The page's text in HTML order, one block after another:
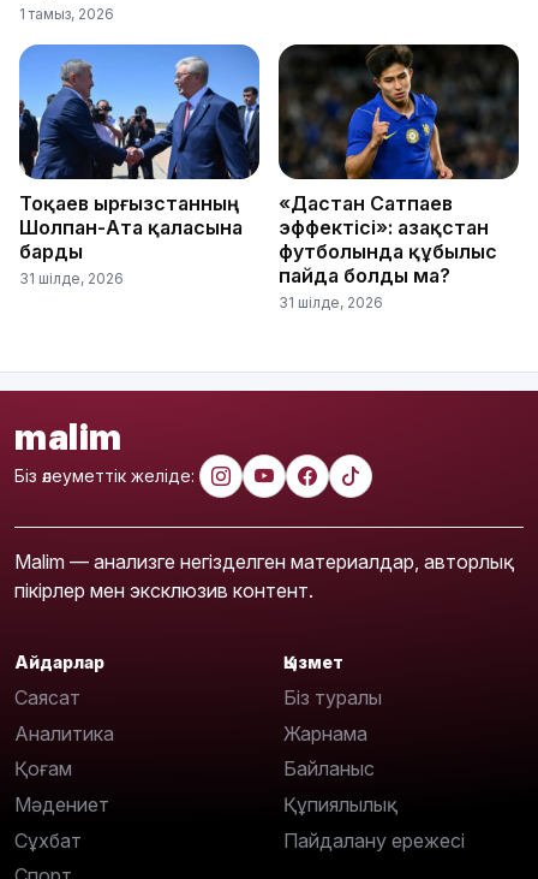
1 тамыз, 2026
Тоқаев Қырғызстанның
Шолпан-Ата қаласына
барды
31 шілде, 2026
«Дастан Сатпаев
эффектісі»: Қазақстан
футболында құбылыс
пайда болды ма?
31 шілде, 2026
malim
Біз әлеуметтік желіде:
Malim — анализге негізделген материалдар, авторлық
пікірлер мен эксклюзив контент.
Айдарлар
Саясат
Аналитика
Қоғам
Мәдениет
Сұхбат
Қызмет
Біз туралы
Жарнама
Байланыс
Құпиялылық
Пайдалану ережесі